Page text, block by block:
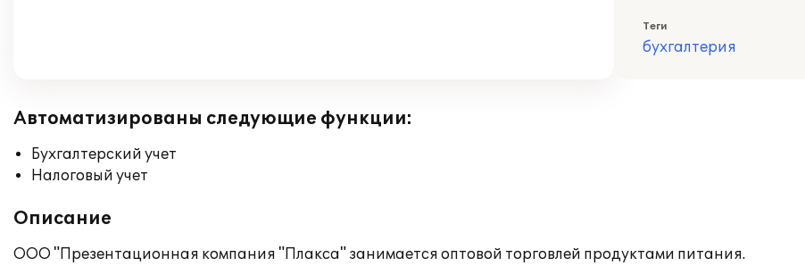
Теги
бухгалтерия
Автоматизированы следующие функции:
Бухгалтерский учет
Налоговый учет
Описание
ООО "Презентационная компания "Плакса" занимается оптовой торговлей продуктами питания.